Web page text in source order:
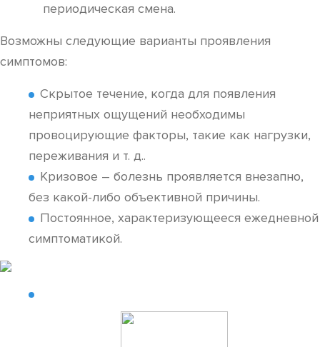
периодическая смена.
Возможны следующие варианты проявления
симптомов:
Скрытое течение, когда для появления
неприятных ощущений необходимы
провоцирующие факторы, такие как нагрузки,
переживания и т. д..
Кризовое – болезнь проявляется внезапно,
без какой-либо объективной причины.
Постоянное, характеризующееся ежедневной
симптоматикой.